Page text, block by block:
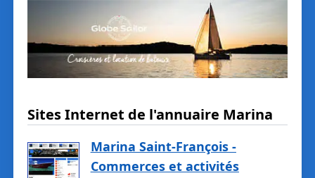
Sites Internet de l'annuaire Marina
Marina Saint-François -
Commerces et activités